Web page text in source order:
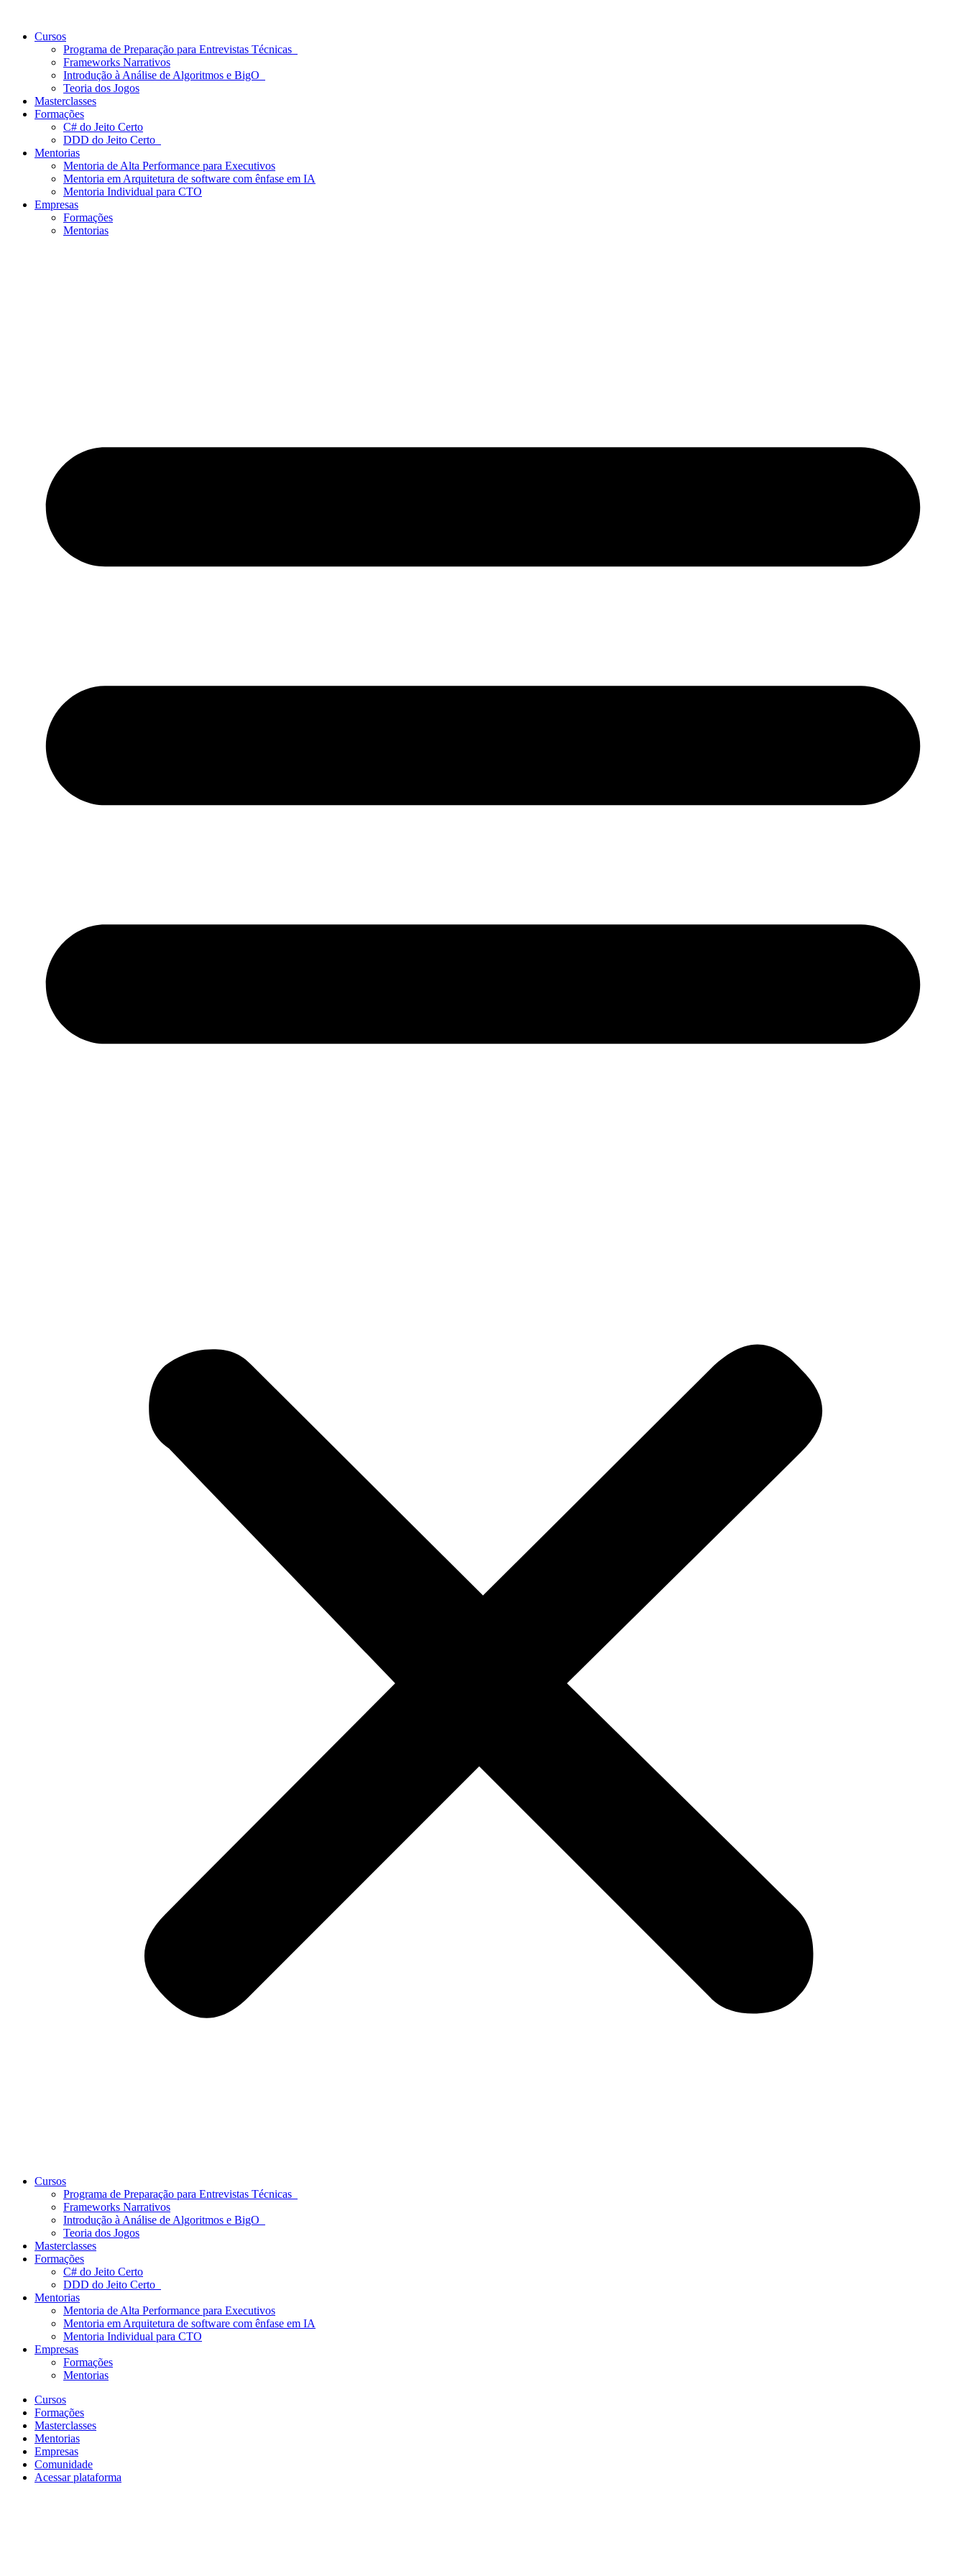
Cursos
Programa de Preparação para Entrevistas Técnicas
Frameworks Narrativos
Introdução à Análise de Algoritmos e BigO
Teoria dos Jogos
Masterclasses
Formações
C# do Jeito Certo
DDD do Jeito Certo
Mentorias
Mentoria de Alta Performance para Executivos
Mentoria em Arquitetura de software com ênfase em IA
Mentoria Individual para CTO
Empresas
Formações
Mentorias
Cursos
Programa de Preparação para Entrevistas Técnicas
Frameworks Narrativos
Introdução à Análise de Algoritmos e BigO
Teoria dos Jogos
Masterclasses
Formações
C# do Jeito Certo
DDD do Jeito Certo
Mentorias
Mentoria de Alta Performance para Executivos
Mentoria em Arquitetura de software com ênfase em IA
Mentoria Individual para CTO
Empresas
Formações
Mentorias
Cursos
Formações
Masterclasses
Mentorias
Empresas
Comunidade
Acessar plataforma